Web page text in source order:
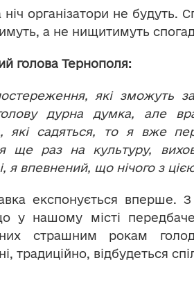
ніч організатори не будуть.
а не нищитимуть
голова Тернополя:
які зможуть
дурна думка, але
які садяться, то я вже
ще раз на культуру,
і, я впевнений, що нічого з
експонується вперше.
у нашому місті
страшним рокам
традиційно, відбудеться